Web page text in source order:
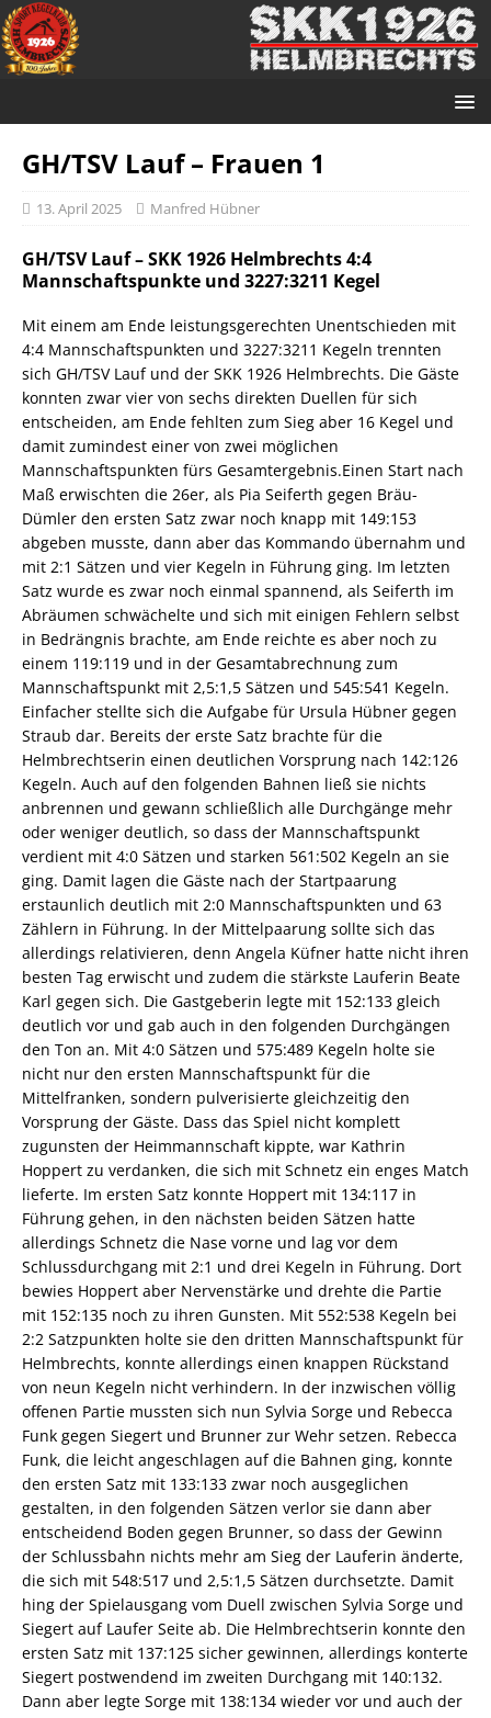
GH/TSV Lauf – Frauen 1
13. April 2025 Manfred Hübner
GH/TSV Lauf – SKK 1926 Helmbrechts 4:4
Mannschaftspunkte und 3227:3211 Kegel
Mit einem am Ende leistungsgerechten Unentschieden mit
4:4 Mannschaftspunkten und 3227:3211 Kegeln trennten
sich GH/TSV Lauf und der SKK 1926 Helmbrechts. Die Gäste
konnten zwar vier von sechs direkten Duellen für sich
entscheiden, am Ende fehlten zum Sieg aber 16 Kegel und
damit zumindest einer von zwei möglichen
Mannschaftspunkten fürs Gesamtergebnis.Einen Start nach
Maß erwischten die 26er, als Pia Seiferth gegen Bräu-
Dümler den ersten Satz zwar noch knapp mit 149:153
abgeben musste, dann aber das Kommando übernahm und
mit 2:1 Sätzen und vier Kegeln in Führung ging. Im letzten
Satz wurde es zwar noch einmal spannend, als Seiferth im
Abräumen schwächelte und sich mit einigen Fehlern selbst
in Bedrängnis brachte, am Ende reichte es aber noch zu
einem 119:119 und in der Gesamtabrechnung zum
Mannschaftspunkt mit 2,5:1,5 Sätzen und 545:541 Kegeln.
Einfacher stellte sich die Aufgabe für Ursula Hübner gegen
Straub dar. Bereits der erste Satz brachte für die
Helmbrechtserin einen deutlichen Vorsprung nach 142:126
Kegeln. Auch auf den folgenden Bahnen ließ sie nichts
anbrennen und gewann schließlich alle Durchgänge mehr
oder weniger deutlich, so dass der Mannschaftspunkt
verdient mit 4:0 Sätzen und starken 561:502 Kegeln an sie
ging. Damit lagen die Gäste nach der Startpaarung
erstaunlich deutlich mit 2:0 Mannschaftspunkten und 63
Zählern in Führung. In der Mittelpaarung sollte sich das
allerdings relativieren, denn Angela Küfner hatte nicht ihren
besten Tag erwischt und zudem die stärkste Lauferin Beate
Karl gegen sich. Die Gastgeberin legte mit 152:133 gleich
deutlich vor und gab auch in den folgenden Durchgängen
den Ton an. Mit 4:0 Sätzen und 575:489 Kegeln holte sie
nicht nur den ersten Mannschaftspunkt für die
Mittelfranken, sondern pulverisierte gleichzeitig den
Vorsprung der Gäste. Dass das Spiel nicht komplett
zugunsten der Heimmannschaft kippte, war Kathrin
Hoppert zu verdanken, die sich mit Schnetz ein enges Match
lieferte. Im ersten Satz konnte Hoppert mit 134:117 in
Führung gehen, in den nächsten beiden Sätzen hatte
allerdings Schnetz die Nase vorne und lag vor dem
Schlussdurchgang mit 2:1 und drei Kegeln in Führung. Dort
bewies Hoppert aber Nervenstärke und drehte die Partie
mit 152:135 noch zu ihren Gunsten. Mit 552:538 Kegeln bei
2:2 Satzpunkten holte sie den dritten Mannschaftspunkt für
Helmbrechts, konnte allerdings einen knappen Rückstand
von neun Kegeln nicht verhindern. In der inzwischen völlig
offenen Partie mussten sich nun Sylvia Sorge und Rebecca
Funk gegen Siegert und Brunner zur Wehr setzen. Rebecca
Funk, die leicht angeschlagen auf die Bahnen ging, konnte
den ersten Satz mit 133:133 zwar noch ausgeglichen
gestalten, in den folgenden Sätzen verlor sie dann aber
entscheidend Boden gegen Brunner, so dass der Gewinn
der Schlussbahn nichts mehr am Sieg der Lauferin änderte,
die sich mit 548:517 und 2,5:1,5 Sätzen durchsetzte. Damit
hing der Spielausgang vom Duell zwischen Sylvia Sorge und
Siegert auf Laufer Seite ab. Die Helmbrechtserin konnte den
ersten Satz mit 137:125 sicher gewinnen, allerdings konterte
Siegert postwendend im zweiten Durchgang mit 140:132.
Dann aber legte Sorge mit 138:134 wieder vor und auch der